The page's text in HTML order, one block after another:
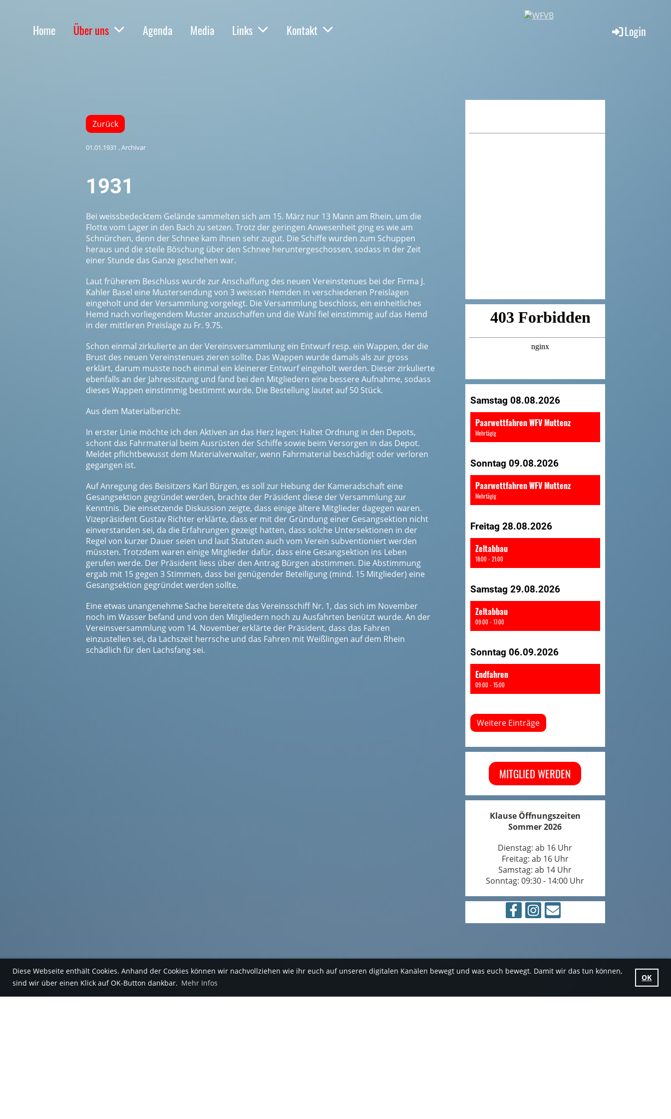
Diese Webseite enthält Cookies. Anhand der Cookies können wir nachvollziehen wie ihr euch auf unseren digitalen Kanälen bewegt und was euch bewegt. Damit wir das tun können,
sind wir über einen Klick auf OK-Button dankbar. Mehr Infos
OK
Home Über uns Agenda Media Links Kontakt Login
Zurück
01.01.1931 , Archivar
1931
Bei weissbedecktem Gelände sammelten sich am 15. März nur 13 Mann am Rhein, um die
Flotte vom Lager in den Bach zu setzen. Trotz der geringen Anwesenheit ging es wie am
Schnürchen, denn der Schnee kam ihnen sehr zugut. Die Schiffe wurden zum Schuppen
heraus und die steile Böschung über den Schnee heruntergeschossen, sodass in der Zeit
einer Stunde das Ganze geschehen war.
Laut früherem Beschluss wurde zur Anschaffung des neuen Vereinstenues bei der Firma J.
Kahler Basel eine Mustersendung von 3 weissen Hemden in verschiedenen Preislagen
eingeholt und der Versammlung vorgelegt. Die Versammlung beschloss, ein einheitliches
Hemd nach vorliegendem Muster anzuschaffen und die Wahl fiel einstimmig auf das Hemd
in der mittleren Preislage zu Fr. 9.75.
Schon einmal zirkulierte an der Vereinsversammlung ein Entwurf resp. ein Wappen, der die
Brust des neuen Vereinstenues zieren sollte. Das Wappen wurde damals als zur gross
erklärt, darum musste noch einmal ein kleinerer Entwurf eingeholt werden. Dieser zirkulierte
ebenfalls an der Jahressitzung und fand bei den Mitgliedern eine bessere Aufnahme, sodass
dieses Wappen einstimmig bestimmt wurde. Die Bestellung lautet auf 50 Stück.
Aus dem Materialbericht:
In erster Linie möchte ich den Aktiven an das Herz legen: Haltet Ordnung in den Depots,
schont das Fahrmaterial beim Ausrüsten der Schiffe sowie beim Versorgen in das Depot.
Meldet pflichtbewusst dem Materialverwalter, wenn Fahrmaterial beschädigt oder verloren
gegangen ist.
Auf Anregung des Beisitzers Karl Bürgen, es soll zur Hebung der Kameradschaft eine
Gesangsektion gegründet werden, brachte der Präsident diese der Versammlung zur
Kenntnis. Die einsetzende Diskussion zeigte, dass einige ältere Mitglieder dagegen waren.
Vizepräsident Gustav Richter erklärte, dass er mit der Gründung einer Gesangsektion nicht
einverstanden sei, da die Erfahrungen gezeigt hatten, dass solche Untersektionen in der
Regel von kurzer Dauer seien und laut Statuten auch vom Verein subventioniert werden
müssten. Trotzdem waren einige Mitglieder dafür, dass eine Gesangsektion ins Leben
gerufen werde. Der Präsident liess über den Antrag Bürgen abstimmen. Die Abstimmung
ergab mit 15 gegen 3 Stimmen, dass bei genügender Beteiligung (mind. 15 Mitglieder) eine
Gesangsektion gegründet werden sollte.
Eine etwas unangenehme Sache bereitete das Vereinsschiff Nr. 1, das sich im November
noch im Wasser befand und von den Mitgliedern noch zu Ausfahrten benützt wurde. An der
Vereinsversammlung vom 14. November erklärte der Präsident, dass das Fahren
einzustellen sei, da Lachszeit herrsche und das Fahren mit Weißlingen auf dem Rhein
schädlich für den Lachsfang sei.
Samstag 08.08.2026
Paarwettfahren WFV Muttenz
Mehrtägig
Sonntag 09.08.2026
Paarwettfahren WFV Muttenz
Mehrtägig
Freitag 28.08.2026
Zeltabbau
18:00 - 21:00
Samstag 29.08.2026
Zeltabbau
09:00 - 17:00
Sonntag 06.09.2026
Endfahren
09:00 - 15:00
Weitere Einträge
MITGLIED WERDEN
Klause Öffnungszeiten
Sommer 2026
Dienstag: ab 16 Uhr
Freitag: ab 16 Uhr
Samstag: ab 14 Uhr
Sonntag: 09:30 - 14:00 Uhr